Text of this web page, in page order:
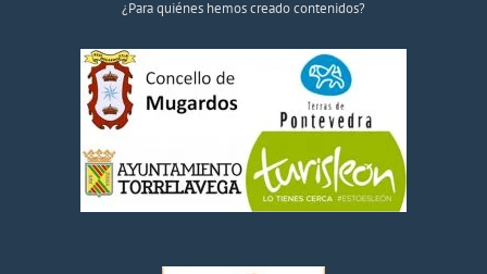
¿Para quiénes hemos creado contenidos?